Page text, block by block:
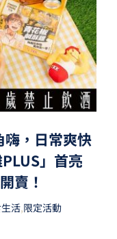
，日常爽快
」首亮
賣！
活,限定活動